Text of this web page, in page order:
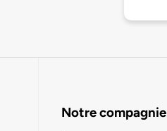
Notre compagnie